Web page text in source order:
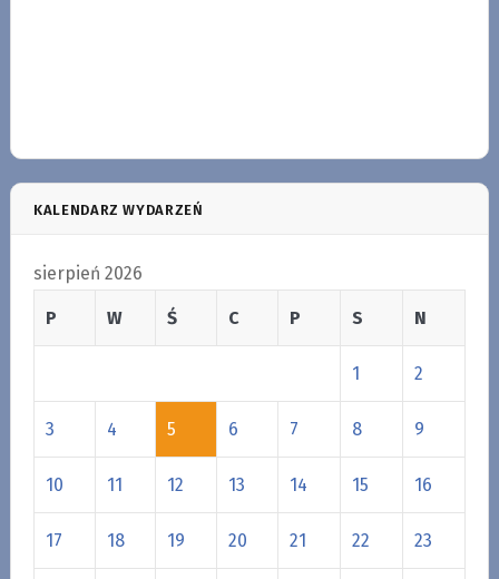
KALENDARZ WYDARZEŃ
sierpień 2026
P W Ś C P S N
1 2
3 4 5 6 7 8 9
10 11 12 13 14 15 16
17 18 19 20 21 22 23